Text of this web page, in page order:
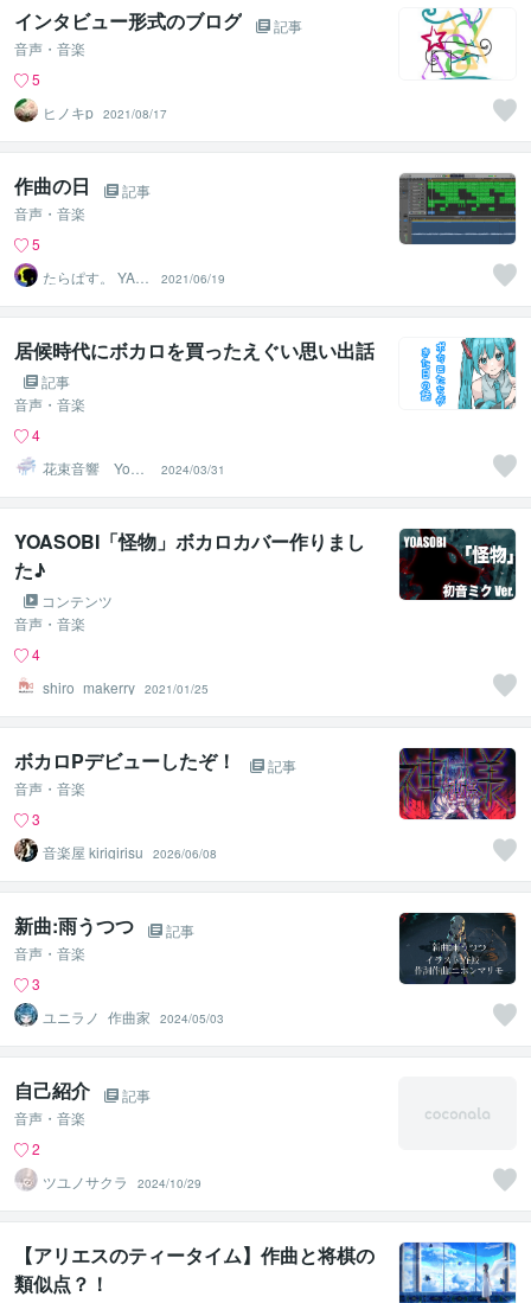
インタビュー形式のブログ
記事
音声・音楽
5
ヒノキp 2021/08/17
作曲の日
記事
音声・音楽
5
たらぱす。 YAN
S MUSIC
2021/06/19
居候時代にボカロを買ったえぐい思い出話
記事
音声・音楽
4
花束音響 YouT
ube40万再生作
曲家
2024/03/31
YOASOBI「怪物」ボカロカバー作りまし
た♪
コンテンツ
音声・音楽
4
shiro_makerry 2021/01/25
ボカロPデビューしたぞ！
記事
音声・音楽
3
音楽屋 kirigirisu
2026/06/08
新曲:雨うつつ
記事
音声・音楽
3
ユニラノ_作曲家
2024/05/03
自己紹介
記事
音声・音楽
2
ツユノサクラ
2024/10/29
【アリエスのティータイム】作曲と将棋の
類似点？！